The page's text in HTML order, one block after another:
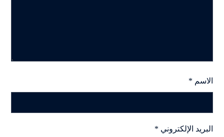
الاسم *
البريد الإلكتروني *